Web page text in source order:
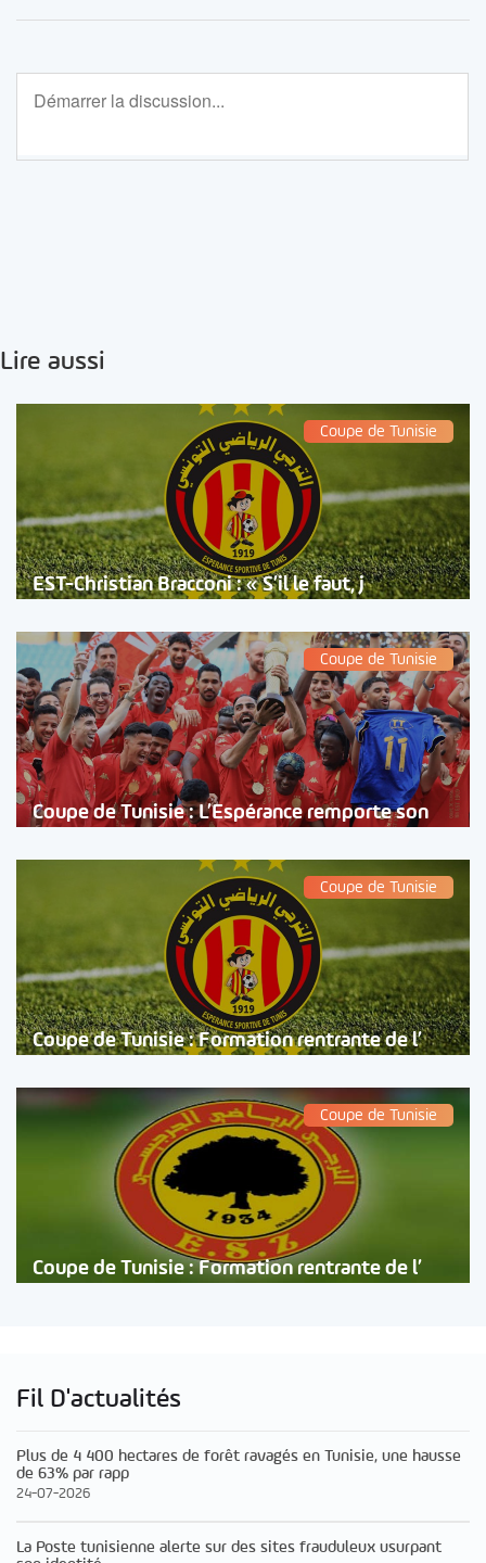
Lire aussi
Coupe de Tunisie
EST-Christian Bracconi : « S’il le faut, j
Coupe de Tunisie
Coupe de Tunisie : L’Espérance remporte son
Coupe de Tunisie
Coupe de Tunisie : Formation rentrante de l’
Coupe de Tunisie
Coupe de Tunisie : Formation rentrante de l’
Fil D'actualités
Plus de 4 400 hectares de forêt ravagés en Tunisie, une hausse
de 63% par rapp
24-07-2026
La Poste tunisienne alerte sur des sites frauduleux usurpant